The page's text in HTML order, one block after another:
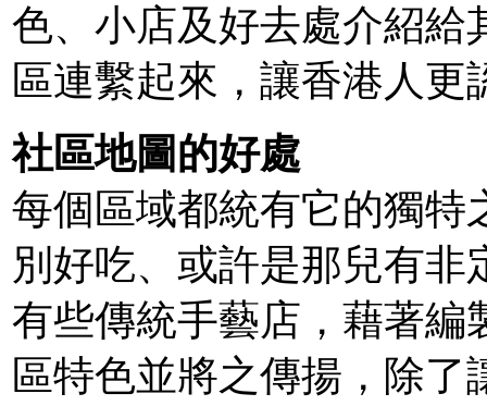
色、小店及好去處介紹給
區連繫起來，讓香港人更
社區地圖的好處
每個區域都統有它的獨特
別好吃、或許是那兒有
有些傳統手藝店，藉著編
區特色並將之傳揚，除